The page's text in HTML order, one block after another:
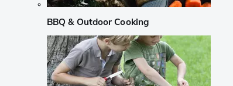
BBQ & Outdoor Cooking